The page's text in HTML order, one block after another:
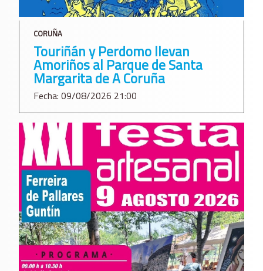
CORUÑA
Touriñán y Perdomo llevan
Amoriños al Parque de Santa
Margarita de A Coruña
Fecha: 09/08/2026 21:00